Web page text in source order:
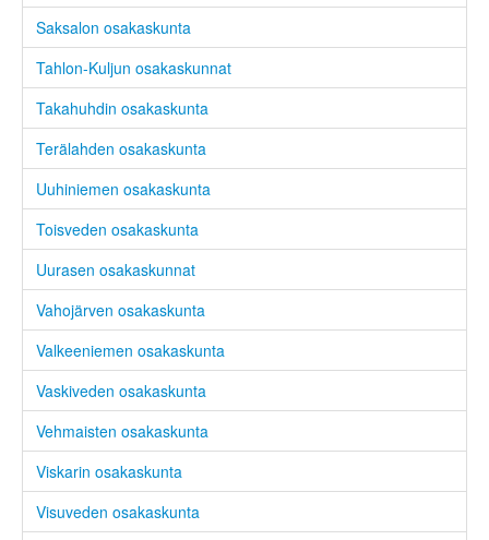
Saksalon osakaskunta
Tahlon-Kuljun osakaskunnat
Takahuhdin osakaskunta
Terälahden osakaskunta
Uuhiniemen osakaskunta
Toisveden osakaskunta
Uurasen osakaskunnat
Vahojärven osakaskunta
Valkeeniemen osakaskunta
Vaskiveden osakaskunta
Vehmaisten osakaskunta
Viskarin osakaskunta
Visuveden osakaskunta